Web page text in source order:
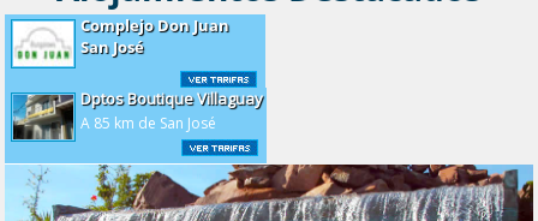
Dptos Boutique Villaguay
A 85 km de San José